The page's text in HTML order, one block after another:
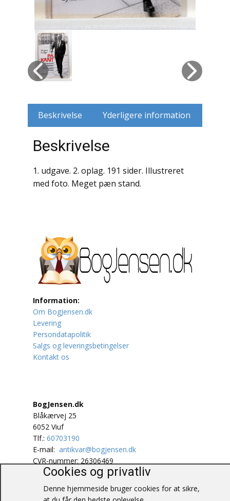
Hobby
Hus / Have
Husdyr
Krige / Slag
Krop / Sind
Litteraturhistorie
Lokalhistorie / Topografi
Lystfiskeri
Mad
Musik
Naturen
Oldtidskundskab
Ordbøger
Øvrige
Beskrivelse Yderligere information
Beskrivelse
1. udgave. 2. oplag. 191 sider. Illustreret
med foto. Meget pæn stand.
Information:
Om BogJensen.dk
Levering
Persondatapolitik
Salgs og leveringsbetingelser
Kontakt os
BogJensen.dk
Blåkærvej 25
6052 Viuf
Tlf.: 60703190
E-mail: antikvar@bogjensen.dk
CVR-nummer: 26306469
© BogJensen.dk – Alle rettigheder
forbeholdes.
Cookies og privatliv
Denne hjemmeside bruger cookies for at sikre,